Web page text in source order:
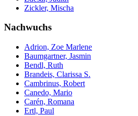
Zickler, Mischa
Nachwuchs
Adrion, Zoe Marlene
Baumgartner, Jasmin
Bendl, Ruth
Brandeis, Clarissa S.
Cambrinus, Robert
Canedo, Mario
Carén, Romana
Ertl, Paul